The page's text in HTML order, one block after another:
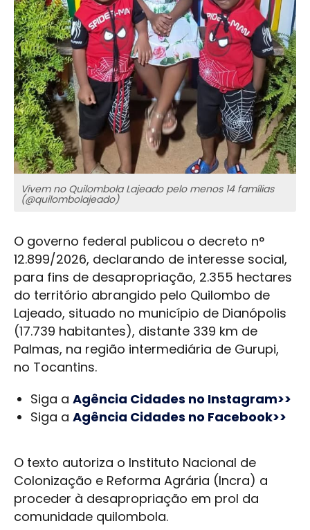
Vivem no Quilombola Lajeado pelo menos 14 famílias
(@quilombolajeado)
O governo federal publicou o decreto n°
12.899/2026, declarando de interesse social,
para fins de desapropriação, 2.355 hectares
do território abrangido pelo Quilombo de
Lajeado, situado no município de Dianópolis
(17.739 habitantes), distante 339 km de
Palmas, na região intermediária de Gurupi,
no Tocantins.
Siga a Agência Cidades no Instagram>>
Siga a Agência Cidades no Facebook>>
O texto autoriza o Instituto Nacional de
Colonização e Reforma Agrária (Incra) a
proceder à desapropriação em prol da
comunidade quilombola.